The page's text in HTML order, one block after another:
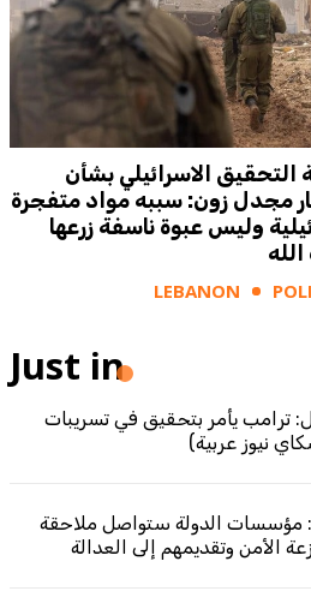
التحقيق الاسرائيلي بشأن
مجدل زون: سببه مواد متفجرة
وليس عبوة ناسفة زرعها
LEBANON
Just in
ترامب يأمر بتحقيق في تسريبات
نيوز عربية)
مؤسسات الدولة ستواصل ملاحقة
الأمن وتقديمهم إلى العدالة